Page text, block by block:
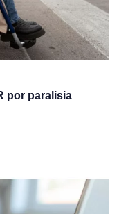
por paralisia